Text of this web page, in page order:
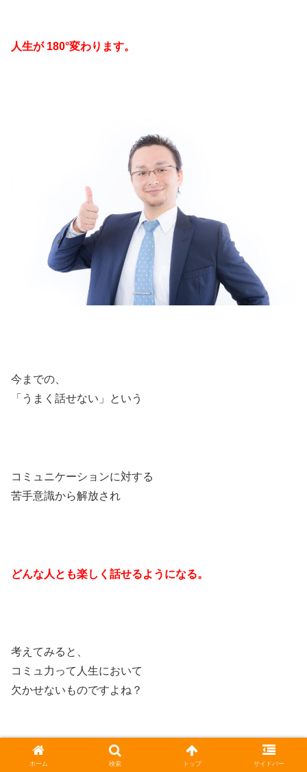
人生が 180°変わります。
今までの、
「うまく話せない」という
コミュニケーションに対する
苦手意識から解放され
どんな人とも楽しく話せるようになる。
考えてみると、
コミュ力って人生において
欠かせないものですよね？
仕事、恋愛、趣味、、、
ホーム 検索 トップ サイドバー